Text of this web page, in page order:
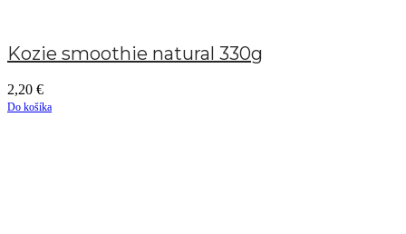
Kozie smoothie natural 330g
2,20 €
Do košíka